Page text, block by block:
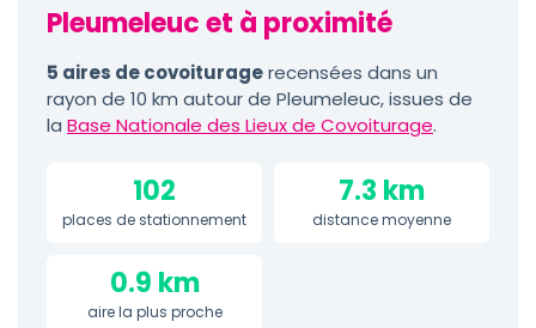
Pleumeleuc et à proximité
5 aires de covoituragerecensées dans un
rayon de 10 km autour de Pleumeleuc, issues de
la Base Nationale des Lieux de Covoiturage.
102
places de stationnement
7.3 km
distance moyenne
0.9 km
aire la plus proche